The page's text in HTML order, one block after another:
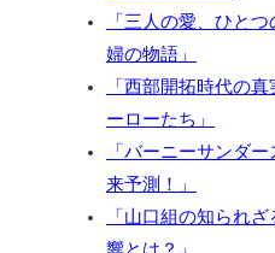
「三人の愛、ひと
婦の物語」
「西部開拓時代の
ーローたち」
「バーニーサンダ
来予測！」
「山口組の知られ
響とは？」